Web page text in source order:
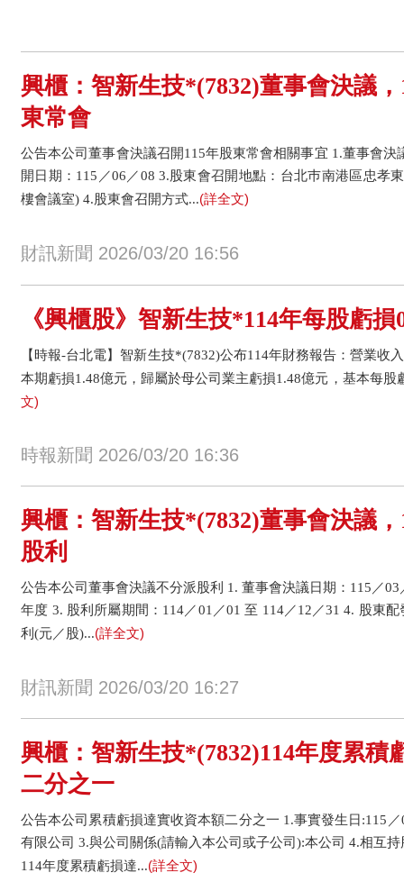
興櫃：智新生技*(7832)董事會決議
東常會
公告本公司董事會決議召開115年股東常會相關事宜 1.董事會決
開日期：115／06／08 3.股東會召開地點：台北巿南港區忠孝
樓會議室) 4.股東會召開方式...(詳全文)
財訊新聞 2026/03/20 16:56
《興櫃股》智新生技*114年每股虧損
【時報-台北電】智新生技*(7832)公布114年財務報告：營業收
本期虧損1.48億元，歸屬於母公司業主虧損1.48億元，基本每股
文)
時報新聞 2026/03/20 16:36
興櫃：智新生技*(7832)董事會決議
股利
公告本公司董事會決議不分派股利 1. 董事會決議日期：115／
年度 3. 股利所屬期間：114／01／01 至 114／12／31 4. 股東
利(元／股)...(詳全文)
財訊新聞 2026/03/20 16:27
興櫃：智新生技*(7832)114年度累積
二分之一
公告本公司累積虧損達實收資本額二分之一 1.事實發生日:115
有限公司 3.與公司關係(請輸入本公司或子公司):本公司 4.相互
114年度累積虧損達...(詳全文)